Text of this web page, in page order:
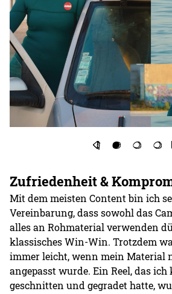
Zufriedenheit &
Mit dem meisten Content bin ich
Vereinbarung, dass sowohl das
alles an Rohmaterial verwenden
klassisches Win-Win. Trotzdem
immer leicht, wenn mein Material
angepasst wurde. Ein Reel, das
geschnitten und gegradet hatte,